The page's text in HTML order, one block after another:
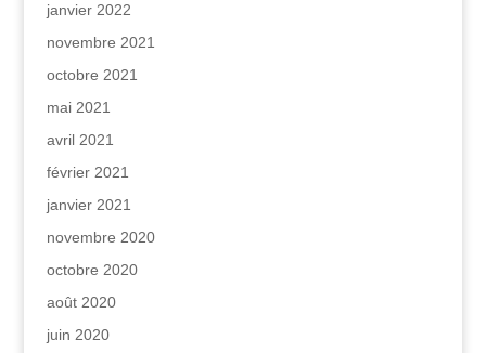
janvier 2022
novembre 2021
octobre 2021
mai 2021
avril 2021
février 2021
janvier 2021
novembre 2020
octobre 2020
août 2020
juin 2020